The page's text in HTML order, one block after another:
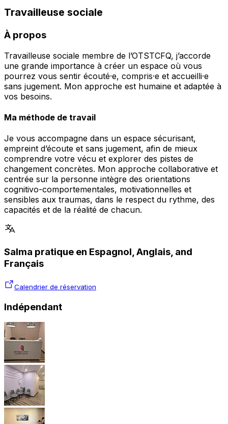
Travailleuse sociale
À propos
Travailleuse sociale membre de l’OTSTCFQ, j’accorde
une grande importance à créer un espace où vous
pourrez vous sentir écouté·e, compris·e et accueilli·e
sans jugement. Mon approche est humaine et adaptée à
vos besoins.
Ma méthode de travail
Je vous accompagne dans un espace sécurisant,
empreint d’écoute et sans jugement, afin de mieux
comprendre votre vécu et explorer des pistes de
changement concrètes. Mon approche collaborative et
centrée sur la personne intègre des orientations
cognitivo-comportementales, motivationnelles et
sensibles aux traumas, dans le respect du rythme, des
capacités et de la réalité de chacun.
Salma pratique en Espagnol, Anglais, and
Français
Calendrier de réservation
Indépendant